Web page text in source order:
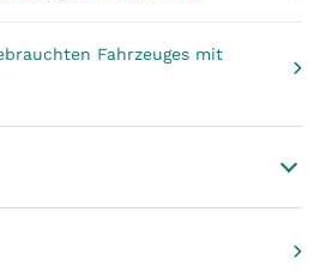
Fahrzeuges mit